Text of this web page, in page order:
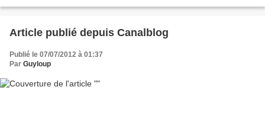
Article publié depuis Canalblog
Publié le 07/07/2012 à 01:37
Par Guyloup